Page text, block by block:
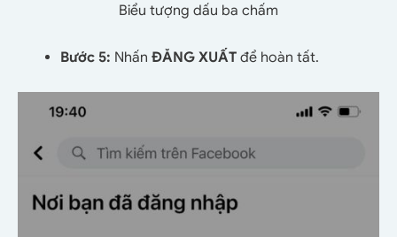
Biểu tượng dấu ba chấm
Bước 5: Nhấn ĐĂNG XUẤT để hoàn tất.